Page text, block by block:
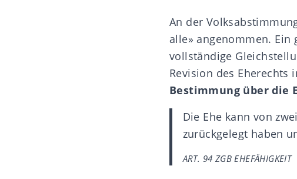
An der
alle» angenommen. Ein
vollständige
Revision des
Bestimmung über die
Die Ehe kann von
zurückgelegt haben
ART. 94 ZGB EHEFÄHIGKEIT